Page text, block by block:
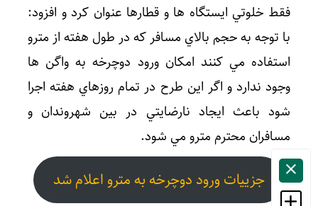
فقط خلوتي ايستگاه ها و قطارها عنوان كرد و افزود:
با توجه به حجم بالاي مسافر كه در طول هفته از مترو
استفاده مي كنند امكان ورود دوچرخه به واگن ها
وجود ندارد و اگر اين طرح در تمام روزهاي هفته اجرا
شود باعث ايجاد نارضايتي در بين شهروندان و
مسافران محترم مترو مي شود.
جزییات ورود دوچرخه به مترو اعلام شد